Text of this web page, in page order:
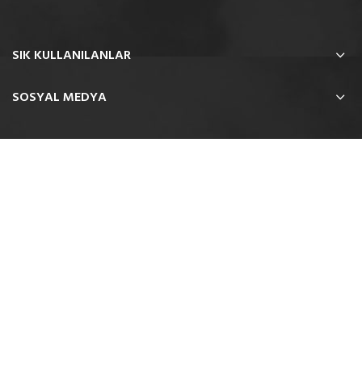
SIK KULLANILANLAR
SOSYAL MEDYA